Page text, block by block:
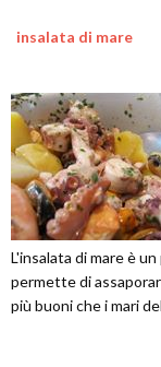
insalata di mare
L'insalata di mare è
permette di
più buoni che i mari